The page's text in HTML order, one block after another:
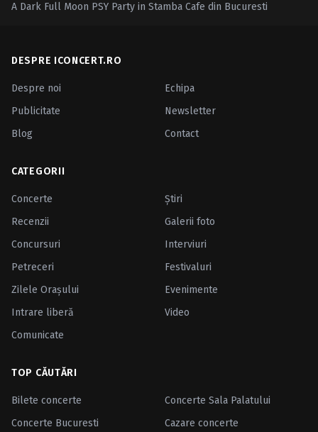
A Dark Full Moon PSY Party in Stamba Cafe din Bucuresti
DESPRE ICONCERT.RO
Despre noi
Echipa
Publicitate
Newsletter
Blog
Contact
CATEGORII
Concerte
Ştiri
Recenzii
Galerii foto
Concursuri
Interviuri
Petreceri
Festivaluri
Zilele Oraşului
Evenimente
Intrare liberă
Video
Comunicate
TOP CĂUTĂRI
Bilete concerte
Concerte Sala Palatului
Concerte Bucuresti
Cazare concerte